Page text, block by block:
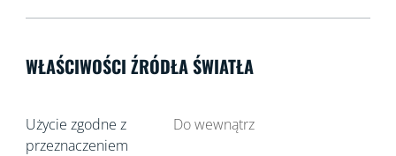
WŁAŚCIWOŚCI ŹRÓDŁA ŚWIATŁA
Użycie zgodne z
przeznaczeniem
Do wewnątrz